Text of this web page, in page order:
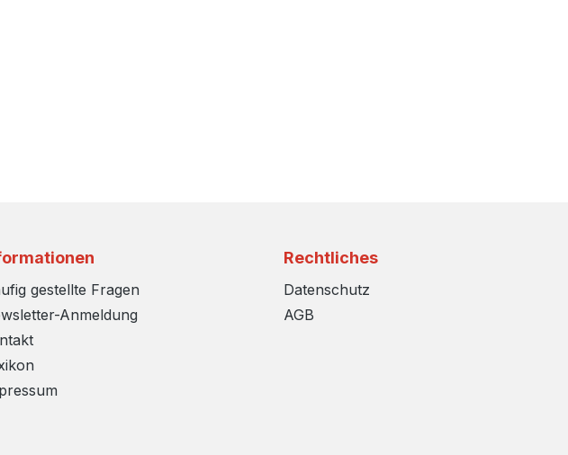
gestellte Fragen
Anmeldung
Rechtliches
Datenschutz
AGB